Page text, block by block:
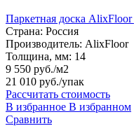
Паркетная доска
Страна: Россия
Производитель: AlixFloor
Толщина, мм: 14
9 550 руб./м2
21 010 руб./упак
Рассчитать стоимость
В избранное В избранном
Сравнить